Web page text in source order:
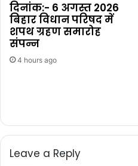
दिनांक:- 6 अगस्त 2026
बिहार विधान परिषद में
शपथ ग्रहण समारोह
संपन्न
4 hours ago
Leave a Reply